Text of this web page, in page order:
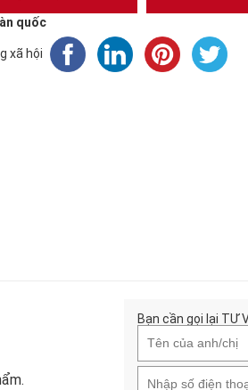
quốc
xã hội
Bạn cần gọi lại TƯ